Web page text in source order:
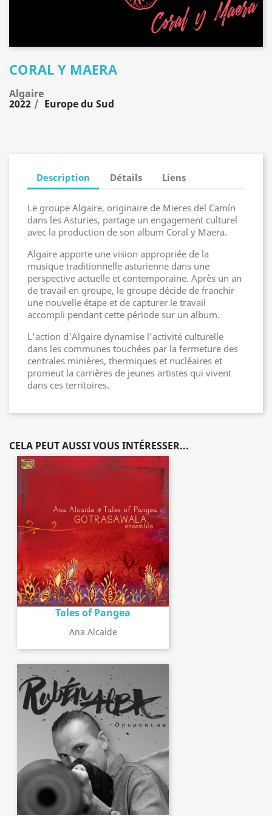
CORAL Y MAERA
Algaire
2022 Europe du Sud
Description Détails Liens
Le groupe Algaire, originaire de Mieres del Camín
dans les Asturies, partage un engagement culturel
avec la production de son album Coral y Maera.
Algaire apporte une vision appropriée de la
musique traditionnelle asturienne dans une
perspective actuelle et contemporaine. Après un an
de travail en groupe, le groupe décide de franchir
une nouvelle étape et de capturer le travail
accompli pendant cette période sur un album.
L'action d'Algaire dynamise l'activité culturelle
dans les communes touchées par la fermeture des
centrales minières, thermiques et nucléaires et
promeut la carrières de jeunes artistes qui vivent
dans ces territoires.
CELA PEUT AUSSI VOUS INTÉRESSER...
Tales of Pangea
Ana Alcaide